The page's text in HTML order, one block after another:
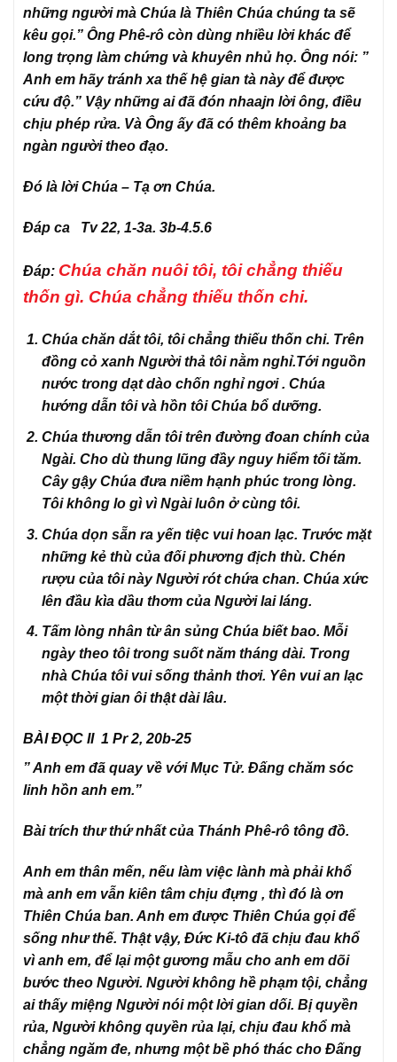
những người mà Chúa là Thiên Chúa chúng ta sẽ
kêu gọi.” Ông Phê-rô còn dùng nhiều lời khác để
long trọng làm chứng và khuyên nhủ họ. Ông nói: ”
Anh em hãy tránh xa thế hệ gian tà này để được
cứu độ.” Vậy những ai đã đón nhaajn lời ông, điều
chịu phép rửa. Và Ông ấy đã có thêm khoảng ba
ngàn người theo đạo.
Đó là lời Chúa – Tạ ơn Chúa.
Đáp ca Tv 22, 1-3a. 3b-4.5.6
Đáp: Chúa chăn nuôi tôi, tôi chẳng thiếu
thốn gì. Chúa chẳng thiếu thốn chi.
Chúa chăn dắt tôi, tôi chẳng thiếu thốn chi. Trên
đồng cỏ xanh Người thả tôi nằm nghỉ.Tới nguồn
nước trong dạt dào chốn nghỉ ngơi . Chúa
hướng dẫn tôi và hồn tôi Chúa bổ dưỡng.
Chúa thương dẫn tôi trên đường đoan chính của
Ngài. Cho dù thung lũng đầy nguy hiểm tối tăm.
Cây gậy Chúa đưa niềm hạnh phúc trong lòng.
Tôi không lo gì vì Ngài luôn ở cùng tôi.
Chúa dọn sẵn ra yến tiệc vui hoan lạc. Trước mặt
những kẻ thù của đối phương địch thù. Chén
rượu của tôi này Người rót chứa chan. Chúa xức
lên đầu kìa dầu thơm của Người lai láng.
Tấm lòng nhân từ ân sủng Chúa biết bao. Mỗi
ngày theo tôi trong suốt năm tháng dài. Trong
nhà Chúa tôi vui sống thảnh thơi. Yên vui an lạc
một thời gian ôi thật dài lâu.
BÀI ĐỌC II 1 Pr 2, 20b-25
” Anh em đã quay về với Mục Tử. Đấng chăm sóc
linh hồn anh em.”
Bài trích thư thứ nhất của Thánh Phê-rô tông đồ.
Anh em thân mến, nếu làm việc lành mà phải khổ
mà anh em vẫn kiên tâm chịu đựng , thì đó là ơn
Thiên Chúa ban. Anh em được Thiên Chúa gọi để
sống như thế. Thật vậy, Đức Ki-tô đã chịu đau khổ
vì anh em, để lại một gương mẫu cho anh em dõi
bước theo Người. Người không hề phạm tội, chẳng
ai thấy miệng Người nói một lời gian dối. Bị quyền
rủa, Người không quyền rủa lại, chịu đau khổ mà
chẳng ngăm đe, nhưng một bề phó thác cho Đấng